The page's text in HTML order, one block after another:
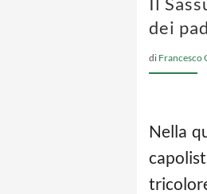
dei
di Francesco
Nella